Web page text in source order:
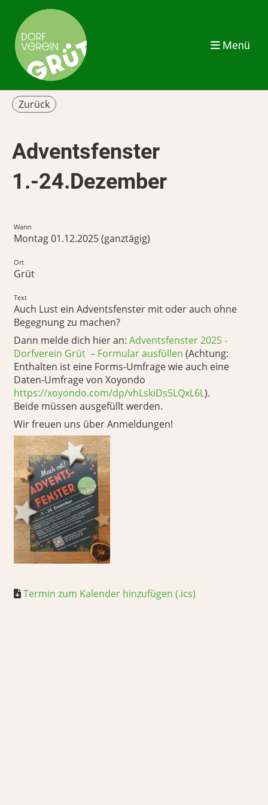
Menü
Zurück
Adventsfenster
1.-24.Dezember
Wann
Montag 01.12.2025 (ganztägig)
Ort
Grüt
Text
Auch Lust ein Adventsfenster mit oder auch ohne
Begegnung zu machen?
Dann melde dich hier an: Adventsfenster 2025 -
Dorfverein Grüt – Formular ausfüllen (Achtung:
Enthalten ist eine Forms-Umfrage wie auch eine
Daten-Umfrage von Xoyondo
https://xoyondo.com/dp/vhLskiDs5LQxL6L).
Beide müssen ausgefüllt werden.
Wir freuen uns über Anmeldungen!
Termin zum Kalender hinzufügen (.ics)